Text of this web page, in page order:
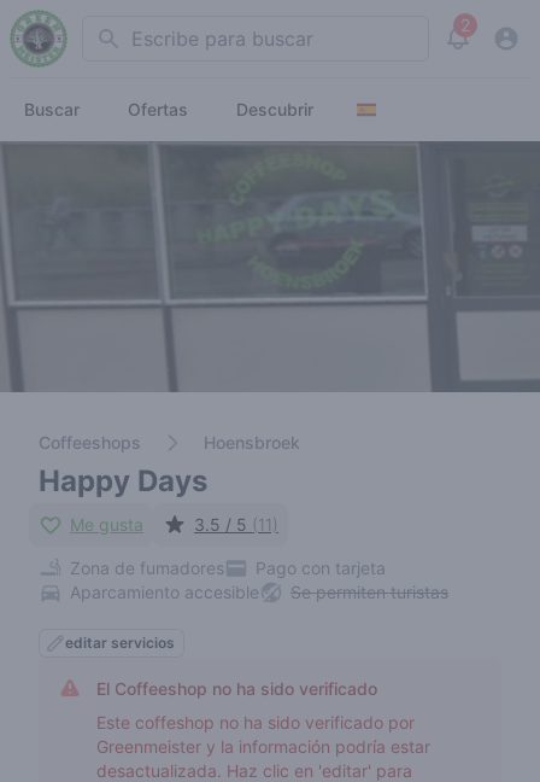
Search 2
View
Buscar Ofertas Descubrir
Coffeeshops Hoensbroek
Happy Days
Me gusta 3.5 / 5 (11)
Zona de fumadores
Pago con tarjeta
Aparcamiento accesible
Se permiten turistas
editar servicios
El Coffeeshop no ha sido verificado
Este coffeshop no ha sido verificado por
Greenmeister y la información podría estar
desactualizada. Haz clic en 'editar' para